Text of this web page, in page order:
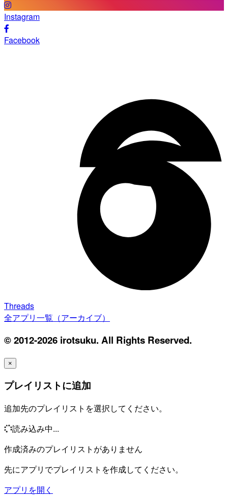
Instagram
Facebook
Threads
全アプリ一覧（アーカイブ）
© 2012-2026 irotsuku. All Rights Reserved.
×
プレイリストに追加
追加先のプレイリストを選択してください。
読み込み中...
作成済みのプレイリストがありません
先にアプリでプレイリストを作成してください。
アプリを開く